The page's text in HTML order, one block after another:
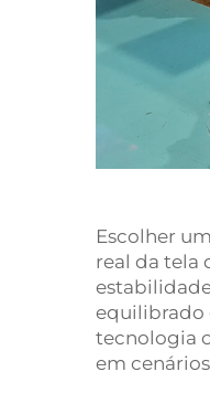
Escolher
real da tela
equilibrado
tecnologia
em